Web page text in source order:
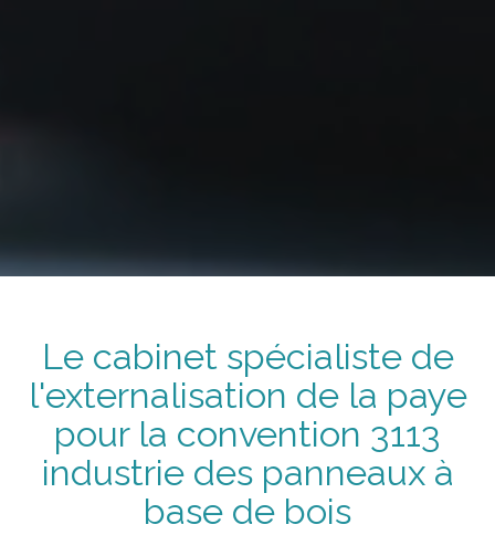
Le cabinet spécialiste de
l'externalisation de la paye
pour la convention 3113
industrie des panneaux à
base de bois